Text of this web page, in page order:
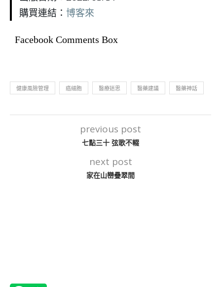
購買連結： 博客來
Facebook Comments Box
健康風險管理 癌細胞 醫療迷思 醫藥建議 醫藥神話
previous post
七點三十 弦歌不輟
next post
家在山巒疊翠間